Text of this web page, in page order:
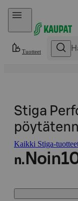
Hyppää sisältöön
Tuotteet
Stiga
Kaikki Stiga-
n. Noin